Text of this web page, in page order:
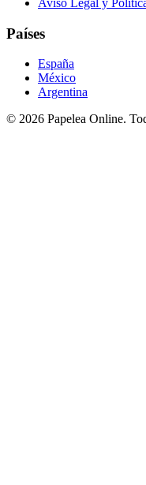
Aviso Legal y
Países
España
México
Argentina
© 2026 Papelea Online.